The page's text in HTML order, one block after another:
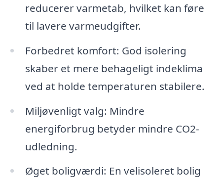
reducerer varmetab, hvilket kan føre
til lavere varmeudgifter.
Forbedret komfort: God isolering
skaber et mere behageligt indeklima
ved at holde temperaturen stabilere.
Miljøvenligt valg: Mindre
energiforbrug betyder mindre CO2-
udledning.
Øget boligværdi: En velisoleret bolig